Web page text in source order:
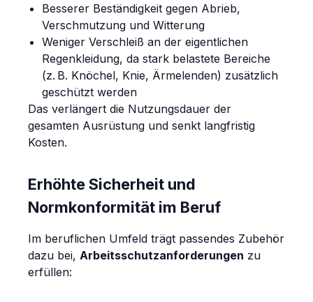
Besserer Beständigkeit gegen Abrieb,
Verschmutzung und Witterung
Weniger Verschleiß an der eigentlichen
Regenkleidung, da stark belastete Bereiche
(z. B. Knöchel, Knie, Ärmelenden) zusätzlich
geschützt werden
Das verlängert die Nutzungsdauer der
gesamten Ausrüstung und senkt langfristig
Kosten.
Erhöhte Sicherheit und
Normkonformität im Beruf
Im beruflichen Umfeld trägt passendes Zubehör
dazu bei, Arbeitsschutzanforderungen zu
erfüllen: